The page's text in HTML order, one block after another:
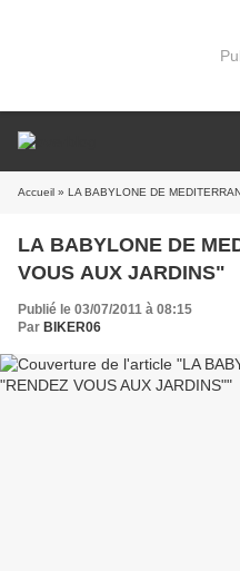
Accueil » LA BABYLONE DE
LA BABYLONE DE
VOUS AUX JARDINS"
Publié le 03/07/2011 à 08:15
Par BIKER06